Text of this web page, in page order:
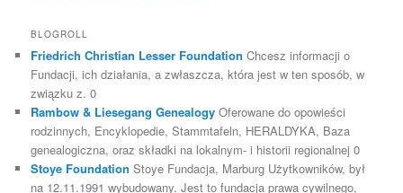
BLOGROLL
Friedrich Christian Lesser Foundation Chcesz informacji o
Fundacji, ich działania, a zwłaszcza, która jest w ten sposób, w
związku z. 0
Rambow & Liesegang Genealogy Oferowane do opowieści
rodzinnych, Encyklopedie, Stammtafeln, HERALDYKA, Baza
genealogiczna, oraz składki na lokalnym- i historii regionalnej 0
Stoye Foundation Stoye Fundacja, Marburg Użytkowników, był
na 12.11.1991 wybudowany. Jest to fundacja prawa cywilnego,